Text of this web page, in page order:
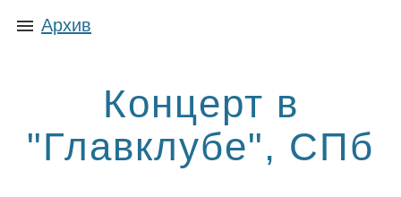
Архив
Концерт в
"Главклубе", СПб